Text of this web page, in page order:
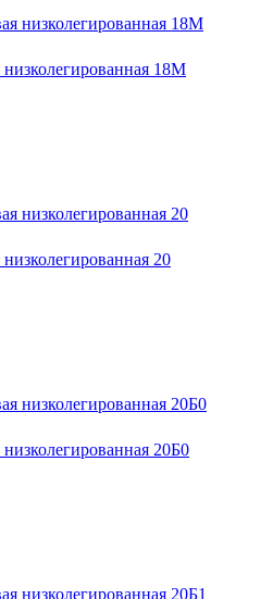
низколегированная 18М
низколегированная 20
низколегированная 20Б0